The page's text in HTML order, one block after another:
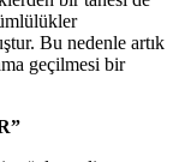
Bu nedenle artık
geçilmesi bir